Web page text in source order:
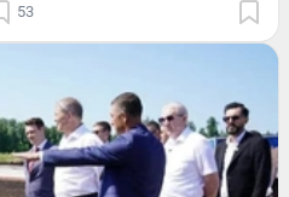
53